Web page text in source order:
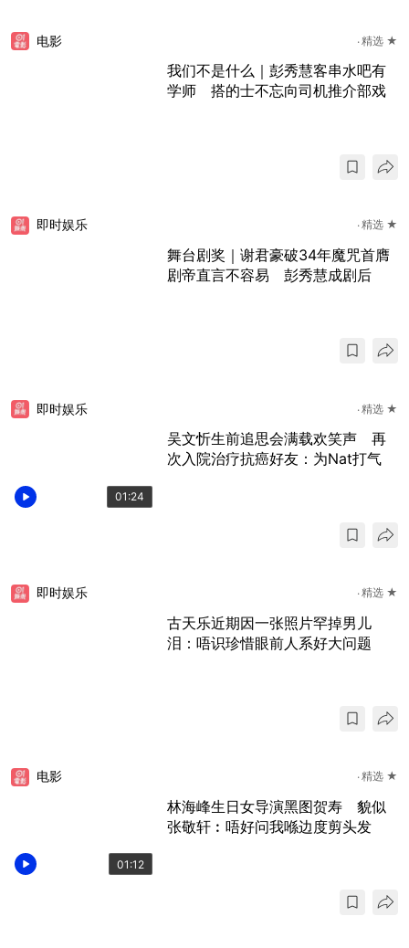
电影 精选 ★
我们不是什么｜彭秀慧客串水吧有
学师 搭的士不忘向司机推介部戏
即时娱乐 精选 ★
舞台剧奖｜谢君豪破34年魔咒首膺
剧帝直言不容易 彭秀慧成剧后
01:24
即时娱乐 精选 ★
吴文忻生前追思会满载欢笑声 再
次入院治疗抗癌好友：为Nat打气
即时娱乐 精选 ★
古天乐近期因一张照片罕掉男儿
泪：唔识珍惜眼前人系好大问题
01:12
电影 精选 ★
林海峰生日女导演黑图贺寿 貌似
张敬轩︰唔好问我喺边度剪头发